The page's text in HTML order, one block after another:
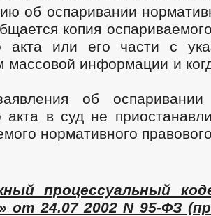
об оспаривании
копия
акта или его части с
массовой информации и
об оспаривании
акта в суд не
нормативного
процессуальный
от 24.07 2002 N 95-ФЗ